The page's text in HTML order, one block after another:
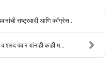
राष्ट्रवादी आणि काँग्रेस...
पवार यांनाही काही म...